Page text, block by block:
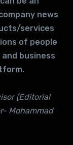
news
services
of people
business
(Editorial
Mohammad